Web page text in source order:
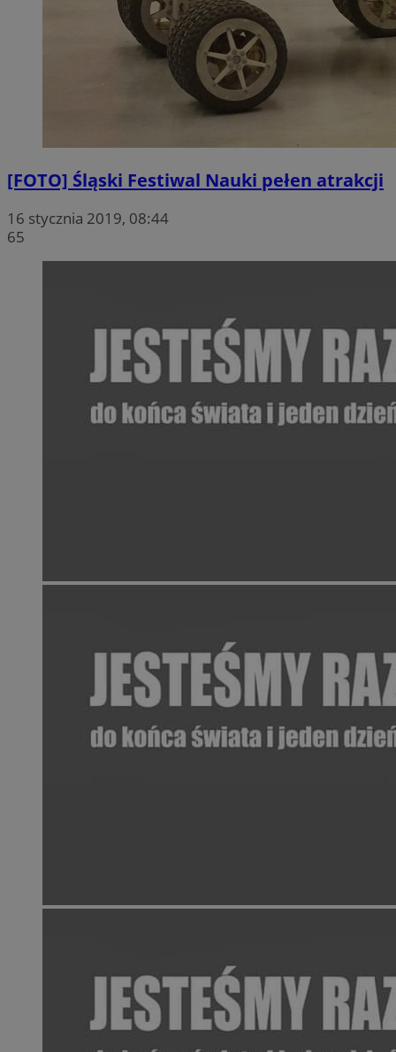
[FOTO] Śląski Festiwal Nauki pełen atrakcji
16 stycznia 2019, 08:44
65